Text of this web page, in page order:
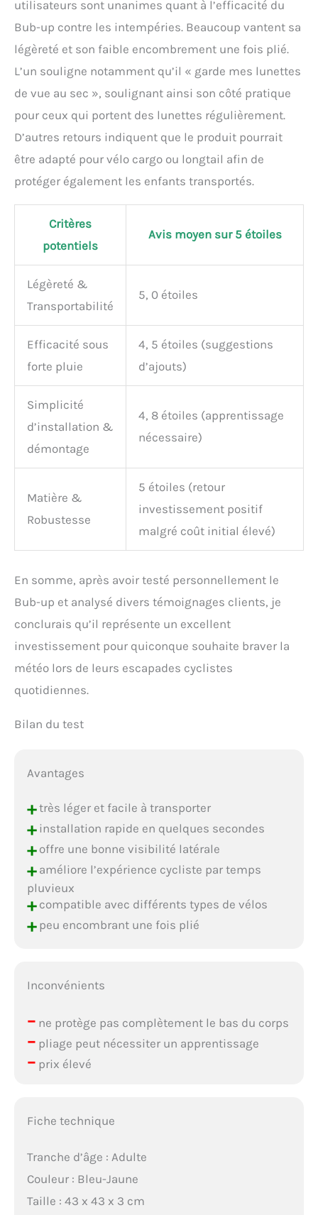
utilisateurs sont unanimes quant à l’efficacité du
Bub-up contre les intempéries. Beaucoup vantent sa
légèreté et son faible encombrement une fois plié.
L’un souligne notamment qu’il « garde mes lunettes
de vue au sec », soulignant ainsi son côté pratique
pour ceux qui portent des lunettes régulièrement.
D’autres retours indiquent que le produit pourrait
être adapté pour vélo cargo ou longtail afin de
protéger également les enfants transportés.
Critères
potentiels
Avis moyen sur 5 étoiles
Légèreté &
Transportabilité
5, 0 étoiles
Efficacité sous
forte pluie
4, 5 étoiles (suggestions
d’ajouts)
Simplicité
d’installation &
démontage
4, 8 étoiles (apprentissage
nécessaire)
Matière &
Robustesse
5 étoiles (retour
investissement positif
malgré coût initial élevé)
En somme, après avoir testé personnellement le
Bub-up et analysé divers témoignages clients, je
conclurais qu’il représente un excellent
investissement pour quiconque souhaite braver la
météo lors de leurs escapades cyclistes
quotidiennes.
Bilan du test
Avantages
+très léger et facile à transporter
+installation rapide en quelques secondes
+offre une bonne visibilité latérale
+améliore l’expérience cycliste par temps
pluvieux
+compatible avec différents types de vélos
+peu encombrant une fois plié
Inconvénients
–ne protège pas complètement le bas du corps
–pliage peut nécessiter un apprentissage
–prix élevé
Fiche technique
Tranche d’âge : Adulte
Couleur : Bleu-Jaune
Taille : 43 x 43 x 3 cm